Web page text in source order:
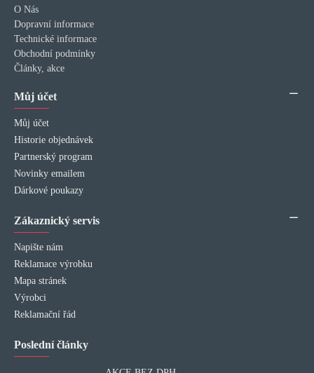
O Nás
Dopravní informace
Technické informace
Obchodní podmínky
Články, akce
Můj účet
Můj účet
Historie objednávek
Partnerský program
Novinky emailem
Dárkové poukazy
Zákaznický servis
Napište nám
Reklamace výrobku
Mapa stránek
Výrobci
Reklamační řád
Poslední články